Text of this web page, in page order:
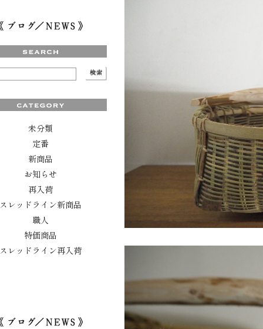
未分類
定番
新商品
お知らせ
再入荷
スレッドライン新商品
職人
特価商品
スレッドライン再入荷